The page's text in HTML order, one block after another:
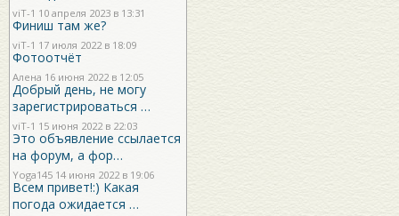
viT-1 10 апреля 2023 в 13:31
Финиш там же?
viT-1 17 июля 2022 в 18:09
Фотоотчёт
Алена 16 июня 2022 в 12:05
Добрый день, не могу
зарегистрироваться …
viT-1 15 июня 2022 в 22:03
Это объявление ссылается
на форум, а фор…
Yoga145 14 июня 2022 в 19:06
Всем привет!:) Какая
погода ожидается …